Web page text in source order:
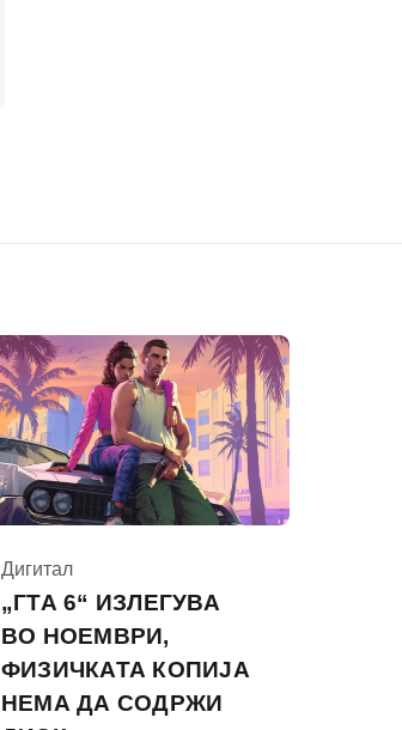
КАтегорија
Дигитал
„ГТА 6“ ИЗЛЕГУВА
ВО НОЕМВРИ,
ФИЗИЧКАТА КОПИЈА
НЕМА ДА СОДРЖИ